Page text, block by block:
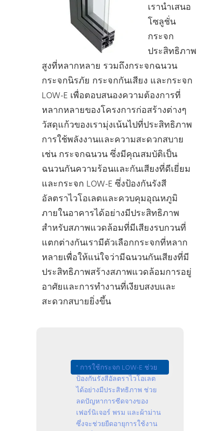
เรานําเสนอ
โซลูชั่น
กระจก
ประสิทธิภาพ
สูงที่หลากหลาย รวมถึงกระจกฉนวน
กระจกนิรภัย กระจกกันเสียง และกระจก
LOW-E เพื่อตอบสนองความต้องการที่
หลากหลายของโครงการก่อสร้างต่างๆ
วัสดุแก้วของเรามุ่งเน้นไปที่ประสิทธิภาพ
การใช้พลังงานและความสะดวกสบาย
เช่น กระจกฉนวน ซึ่งมีคุณสมบัติเป็น
ฉนวนกันความร้อนและกันเสียงที่ดีเยี่ยม
และกระจก LOW-E ซึ่งป้องกันรังสี
อัลตราไวโอเลตและควบคุมอุณหภูมิ
ภายในอาคารได้อย่างมีประสิทธิภาพ
สําหรับสภาพแวดล้อมที่มีเสียงรบกวนที่
แตกต่างกันเรามีตัวเลือกกระจกที่หลาก
หลายเพื่อให้แน่ใจว่ามีฉนวนกันเสียงที่มี
ประสิทธิภาพสร้างสภาพแวดล้อมการอยู่
อาศัยและการทํางานที่เงียบสงบและ
สะดวกสบายยิ่งขึ้น
" การใช้กระจก LOW-E ช่วย
ป้องกันรังสีอัลตราไวโอเลต
ได้อย่างมีประสิทธิภาพ ช่วย
ลดปัญหาการซีดจางของ
เฟอร์นิเจอร์ พรม และผ้าม่าน
ซึ่งจะช่วยยืดอายุการใช้งาน